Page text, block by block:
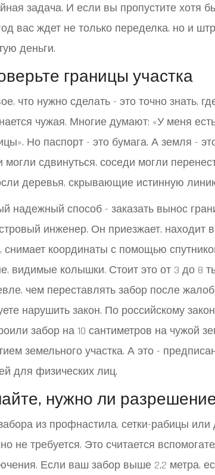
задача. И если вы пропустите хотя
вас ждет не только переделка, но и
деньги.
границы участка
что нужно сделать - это точно знать,
чужая. Многие думают: «У меня
Но паспорт - это бумага. А земля -
могли сдвинуться, соседи могли
деревья, скрывающие истинную
надежный способ - заказать вынос
инженер. Он приезжает, находит
снимает координаты с помощью
видимые колышки. Стоит это от 3 до 8
чем переставлять забор после
нарушить закон. По российскому
забор на 10 сантиметров на чужой
земельного участка. А это -
для физических лиц.
нужно ли
из профнастила, сетки-рабицы
не требуется. Это считается
Если ваш забор выше 2,2 метра,